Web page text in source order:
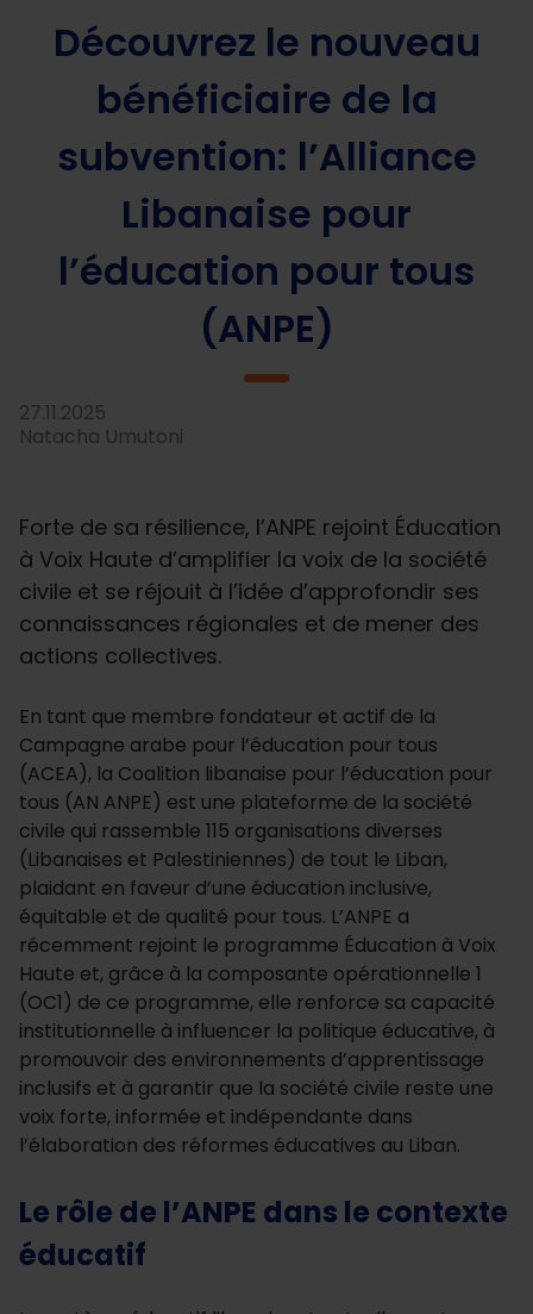
Découvrez le nouveau
bénéficiaire de la
subvention: l’Alliance
Libanaise pour
l’éducation pour tous
(ANPE)
27.11.2025
Natacha Umutoni
Forte de sa résilience, l’ANPE rejoint Éducation
à Voix Haute d’amplifier la voix de la société
civile et se réjouit à l’idée d’approfondir ses
connaissances régionales et de mener des
actions collectives.
En tant que membre fondateur et actif de la
Campagne arabe pour l’éducation pour tous
(ACEA), la Coalition libanaise pour l’éducation pour
tous (AN ANPE) est une plateforme de la société
civile qui rassemble 115 organisations diverses
(Libanaises et Palestiniennes) de tout le Liban,
plaidant en faveur d’une éducation inclusive,
équitable et de qualité pour tous. L’ANPE a
récemment rejoint le programme Éducation à Voix
Haute et, grâce à la composante opérationnelle 1
(OC1) de ce programme, elle renforce sa capacité
institutionnelle à influencer la politique éducative, à
promouvoir des environnements d’apprentissage
inclusifs et à garantir que la société civile reste une
voix forte, informée et indépendante dans
l’élaboration des réformes éducatives au Liban.
Le rôle de l’ANPE dans le contexte
éducatif